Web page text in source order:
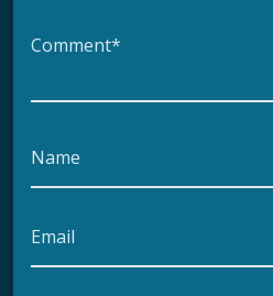
Comment*
Name
Email